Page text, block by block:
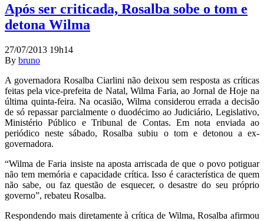
Após ser criticada, Rosalba sobe o tom e
detona Wilma
27/07/2013 19h14
By bruno
A governadora Rosalba Ciarlini não deixou sem resposta as críticas
feitas pela vice-prefeita de Natal, Wilma Faria, ao Jornal de Hoje na
última quinta-feira. Na ocasião, Wilma considerou errada a decisão
de só repassar parcialmente o duodécimo ao Judiciário, Legislativo,
Ministério Público e Tribunal de Contas. Em nota enviada ao
periódico neste sábado, Rosalba subiu o tom e detonou a ex-
governadora.
“Wilma de Faria insiste na aposta arriscada de que o povo potiguar
não tem memória e capacidade crítica. Isso é característica de quem
não sabe, ou faz questão de esquecer, o desastre do seu próprio
governo”, rebateu Rosalba.
Respondendo mais diretamente à crítica de Wilma, Rosalba afirmou